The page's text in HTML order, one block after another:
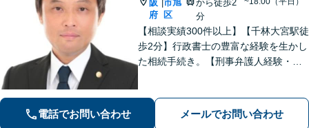
阪
府
|市旭
区
から徒歩2
分
【相談実績300件以上】【千林大宮駅徒
歩2分】行政書士の豊富な経験を生かし
た相続手続き。【刑事弁護人経験・示
を残す債務整理のノウハウ多数。不動
産業者とも連携。
電話でお問い合わせ メールでお問い合わせ